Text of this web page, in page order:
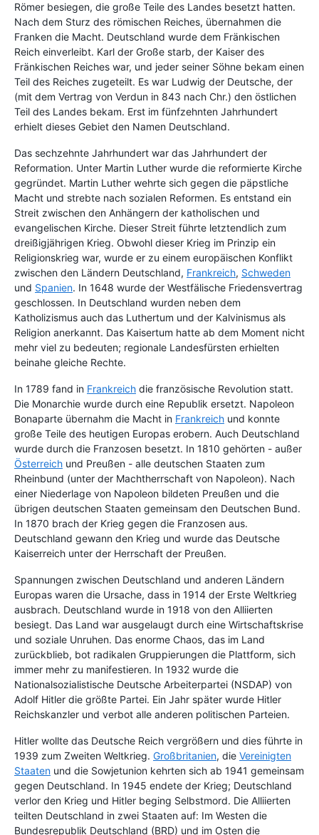
Römer besiegen, die große Teile des Landes besetzt hatten.
Nach dem Sturz des römischen Reiches, übernahmen die
Franken die Macht. Deutschland wurde dem Fränkischen
Reich einverleibt. Karl der Große starb, der Kaiser des
Fränkischen Reiches war, und jeder seiner Söhne bekam einen
Teil des Reiches zugeteilt. Es war Ludwig der Deutsche, der
(mit dem Vertrag von Verdun in 843 nach Chr.) den östlichen
Teil des Landes bekam. Erst im fünfzehnten Jahrhundert
erhielt dieses Gebiet den Namen Deutschland.
Das sechzehnte Jahrhundert war das Jahrhundert der
Reformation. Unter Martin Luther wurde die reformierte Kirche
gegründet. Martin Luther wehrte sich gegen die päpstliche
Macht und strebte nach sozialen Reformen. Es entstand ein
Streit zwischen den Anhängern der katholischen und
evangelischen Kirche. Dieser Streit führte letztendlich zum
dreißigjährigen Krieg. Obwohl dieser Krieg im Prinzip ein
Religionskrieg war, wurde er zu einem europäischen Konflikt
zwischen den Ländern Deutschland, Frankreich, Schweden
und Spanien. In 1648 wurde der Westfälische Friedensvertrag
geschlossen. In Deutschland wurden neben dem
Katholizismus auch das Luthertum und der Kalvinismus als
Religion anerkannt. Das Kaisertum hatte ab dem Moment nicht
mehr viel zu bedeuten; regionale Landesfürsten erhielten
beinahe gleiche Rechte.
In 1789 fand in Frankreich die französische Revolution statt.
Die Monarchie wurde durch eine Republik ersetzt. Napoleon
Bonaparte übernahm die Macht in Frankreich und konnte
große Teile des heutigen Europas erobern. Auch Deutschland
wurde durch die Franzosen besetzt. In 1810 gehörten - außer
Österreich und Preußen - alle deutschen Staaten zum
Rheinbund (unter der Machtherrschaft von Napoleon). Nach
einer Niederlage von Napoleon bildeten Preußen und die
übrigen deutschen Staaten gemeinsam den Deutschen Bund.
In 1870 brach der Krieg gegen die Franzosen aus.
Deutschland gewann den Krieg und wurde das Deutsche
Kaiserreich unter der Herrschaft der Preußen.
Spannungen zwischen Deutschland und anderen Ländern
Europas waren die Ursache, dass in 1914 der Erste Weltkrieg
ausbrach. Deutschland wurde in 1918 von den Alliierten
besiegt. Das Land war ausgelaugt durch eine Wirtschaftskrise
und soziale Unruhen. Das enorme Chaos, das im Land
zurückblieb, bot radikalen Gruppierungen die Plattform, sich
immer mehr zu manifestieren. In 1932 wurde die
Nationalsozialistische Deutsche Arbeiterpartei (NSDAP) von
Adolf Hitler die größte Partei. Ein Jahr später wurde Hitler
Reichskanzler und verbot alle anderen politischen Parteien.
Hitler wollte das Deutsche Reich vergrößern und dies führte in
1939 zum Zweiten Weltkrieg. Großbritanien, die Vereinigten
Staaten und die Sowjetunion kehrten sich ab 1941 gemeinsam
gegen Deutschland. In 1945 endete der Krieg; Deutschland
verlor den Krieg und Hitler beging Selbstmord. Die Alliierten
teilten Deutschland in zwei Staaten auf: Im Westen die
Bundesrepublik Deutschland (BRD) und im Osten die